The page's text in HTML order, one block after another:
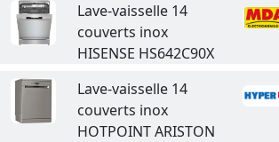
Lave-vaisselle 14
couverts inox
HISENSE HS642C90X
Lave-vaisselle 14
couverts inox
HOTPOINT ARISTON